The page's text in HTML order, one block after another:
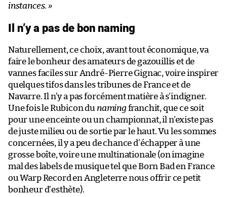
instances. »
Il n’y a pas de bon naming
Naturellement, ce choix, avant tout économique, va
faire le bonheur des amateurs de gazouillis et de
vannes faciles sur André-Pierre Gignac, voire inspirer
quelques tifos dans les tribunes de France et de
Navarre. Il n’y a pas forcément matière à s’indigner.
Une fois le Rubicon du naming franchit, que ce soit
pour une enceinte ou un championnat, il n’existe pas
de juste milieu ou de sortie par le haut. Vu les sommes
concernées, il y a peu de chance d’échapper à une
grosse boîte, voire une multinationale (on imagine
mal des labels de musique tel que Born Bad en France
ou Warp Record en Angleterre nous offrir ce petit
bonheur d’esthète).